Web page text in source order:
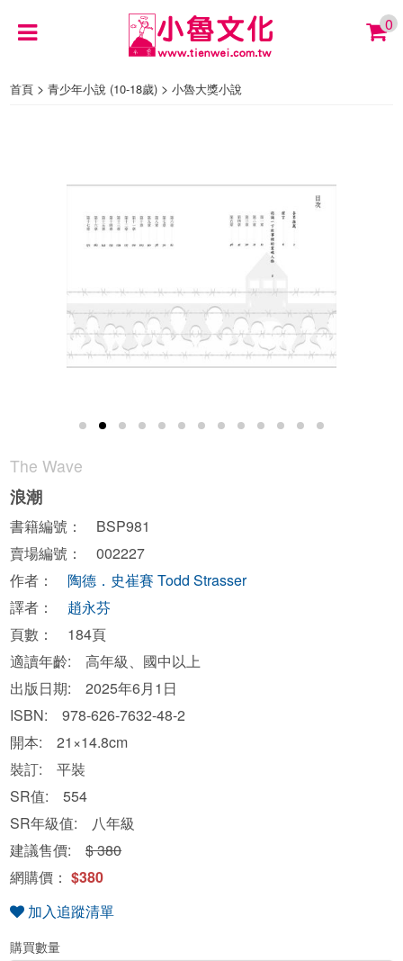
0
首頁 >青少年小說 (10-18歲) >小魯大獎小說
The Wave
浪潮
書籍編號： BSP981
賣場編號： 002227
作者： 陶德．史崔賽 Todd Strasser
譯者： 趙永芬
頁數： 184頁
適讀年齡: 高年級、國中以上
出版日期: 2025年6月1日
ISBN: 978-626-7632-48-2
開本: 21×14.8cm
裝訂: 平裝
SR值: 554
SR年級值: 八年級
建議售價:$ 380
網購價：$380
加入追蹤清單
購買數量